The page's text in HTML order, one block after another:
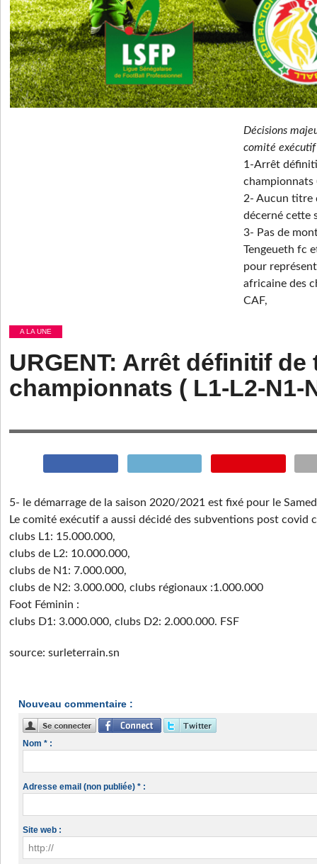
A LA UNE
URGENT: Arrêt définitif de
championnats ( L1-L2-N1-
Décisions
comité
1-Arrêt
championnats
2- Aucun titre
décerné cette
3- Pas de
Tengeueth fc
pour
africaine des
CAF,
5- le démarrage de la saison 2020/2021 est fixé pour le
Le comité exécutif a aussi décidé des subventions post covid
clubs L1: 15.000.000,
clubs de L2: 10.000.000,
clubs de N1: 7.000.000,
clubs de N2: 3.000.000, clubs régionaux :1.000.000
Foot Féminin :
clubs D1: 3.000.000, clubs D2: 2.000.000. FSF
source: surleterrain.sn
Nouveau commentaire :
Nom * :
Adresse email (non publiée) * :
Site web :